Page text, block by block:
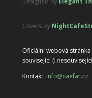
Covers by
Oficiální webová
související (i
Kontakt: info@naefar.cz